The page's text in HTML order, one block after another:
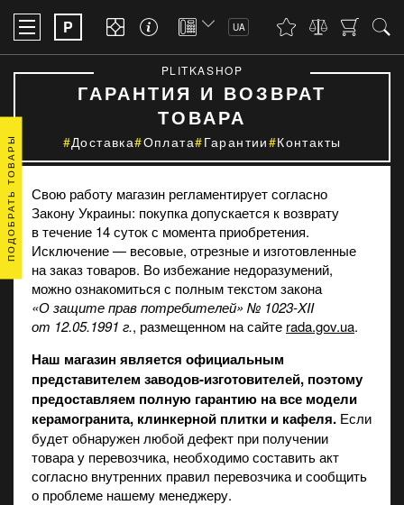
P UA
PLITKASHOP
ГАРАНТИЯ И ВОЗВРАТ
ТОВАРА
Доставка Оплата Гарантии Контакты
Свою работу магазин регламентирует согласно
Закону Украины: покупка допускается к возврату
в течение 14 суток с момента приобретения.
Исключение — весовые, отрезные и изготовленные
на заказ товаров. Во избежание недоразумений,
можно ознакомиться с полным текстом закона
«О защите прав потребителей» № 1023-XII
от 12.05.1991 г., размещенном на сайте rada.gov.ua.
Наш магазин является официальным
представителем заводов-изготовителей, поэтому
предоставляем полную гарантию на все модели
керамогранита, клинкерной плитки и кафеля. Если
будет обнаружен любой дефект при получении
товара у перевозчика, необходимо составить акт
согласно внутренних правил перевозчика и сообщить
о проблеме нашему менеджеру.
ПОДОБРАТЬ ТОВАРЫ